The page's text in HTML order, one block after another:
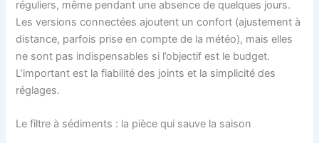
réguliers, même pendant une absence de quelques jours.
Les versions connectées ajoutent un confort (ajustement à
distance, parfois prise en compte de la météo), mais elles
ne sont pas indispensables si l’objectif est le budget.
L’important est la fiabilité des joints et la simplicité des
réglages.
Le filtre à sédiments : la pièce qui sauve la saison